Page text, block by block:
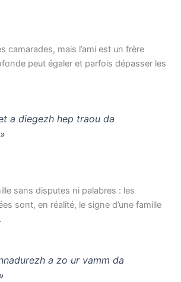
camarades, mais l’ami est un frère
peut égaler et parfois dépasser les
a diegezh hep traou da
sans disputes ni palabres : les
sont, en réalité, le signe d’une famille
a zo ur vamm da